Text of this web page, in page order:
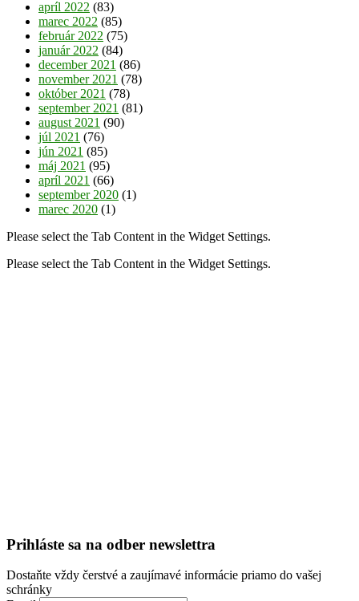
apríl 2022 (83)
marec 2022 (85)
február 2022 (75)
január 2022 (84)
december 2021 (86)
november 2021 (78)
október 2021 (78)
september 2021 (81)
august 2021 (90)
júl 2021 (76)
jún 2021 (85)
máj 2021 (95)
apríl 2021 (66)
september 2020 (1)
marec 2020 (1)
Please select the Tab Content in the Widget Settings.
Please select the Tab Content in the Widget Settings.
Prihláste sa na odber newslettra
Dostaňte vždy čerstvé a zaujímavé informácie priamo do vašej
schránky